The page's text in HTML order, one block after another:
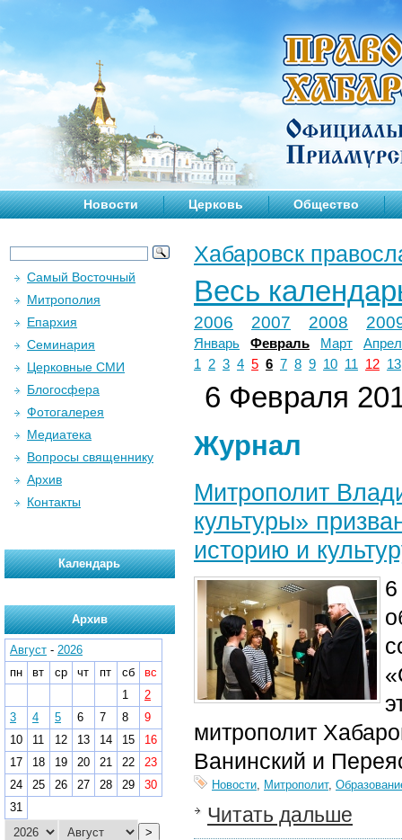
Новости Церковь Общество
Хабаровск
Весь
2006 2007 2008
Январь Февраль Март
1
2 3 4 5 6 7 8 9 10 11 12 13
6 Февраля
Журнал
Митрополит
культуры»
историю и
митрополит
Ванинский и
Новости, Митрополит,
Читать дальше
Самый Восточный
Митрополия
Епархия
Семинария
Церковные СМИ
Блогосфера
Фотогалерея
Медиатека
Вопросы священнику
Архив
Контакты
Календарь
Архив
Август - 2026
пн
вт ср чт пт сб
вс
1
2
3
4 5 6 7 8
9
10
11 12 13 14 15
16
17
18 19 20 21 22
23
24
25 26 27 28 29
30
31
>